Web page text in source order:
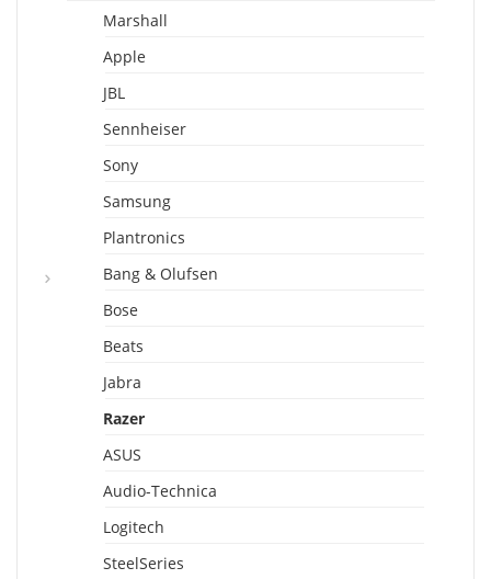
Marshall
Apple
JBL
Sennheiser
Sony
Samsung
Plantronics
Bang & Olufsen
Bose
Beats
Jabra
Razer
ASUS
Audio-Technica
Logitech
SteelSeries